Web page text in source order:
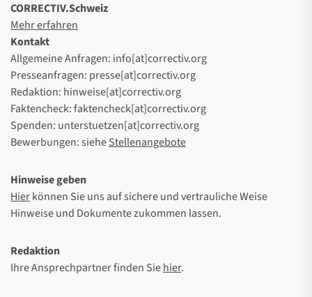
CORRECTIV.Schweiz
Mehr erfahren
Kontakt
Allgemeine Anfragen: info[at]correctiv.org
Presseanfragen: presse[at]correctiv.org
Redaktion: hinweise[at]correctiv.org
Faktencheck: faktencheck[at]correctiv.org
Spenden: unterstuetzen[at]correctiv.org
Bewerbungen: sieheStellenangebote
Hinweise geben
Hierkönnen Sie uns auf sichere und vertrauliche Weise
Hinweise und Dokumente zukommen lassen.
Redaktion
Ihre Ansprechpartner finden Siehier.